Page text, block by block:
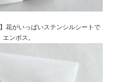
花がいっぱいステンシルシートで
エンボス。